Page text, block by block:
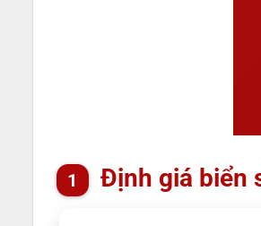
Định giá biển